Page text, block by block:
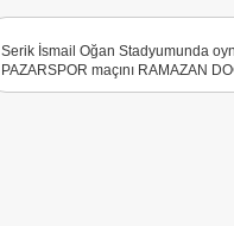
Serik İsmail Oğan Stadyumunda
PAZARSPOR maçını RAMAZAN